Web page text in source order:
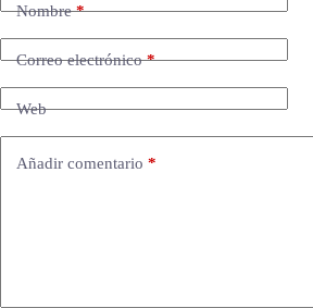
Nombre*
Correo electrónico*
Web
Añadir comentario *